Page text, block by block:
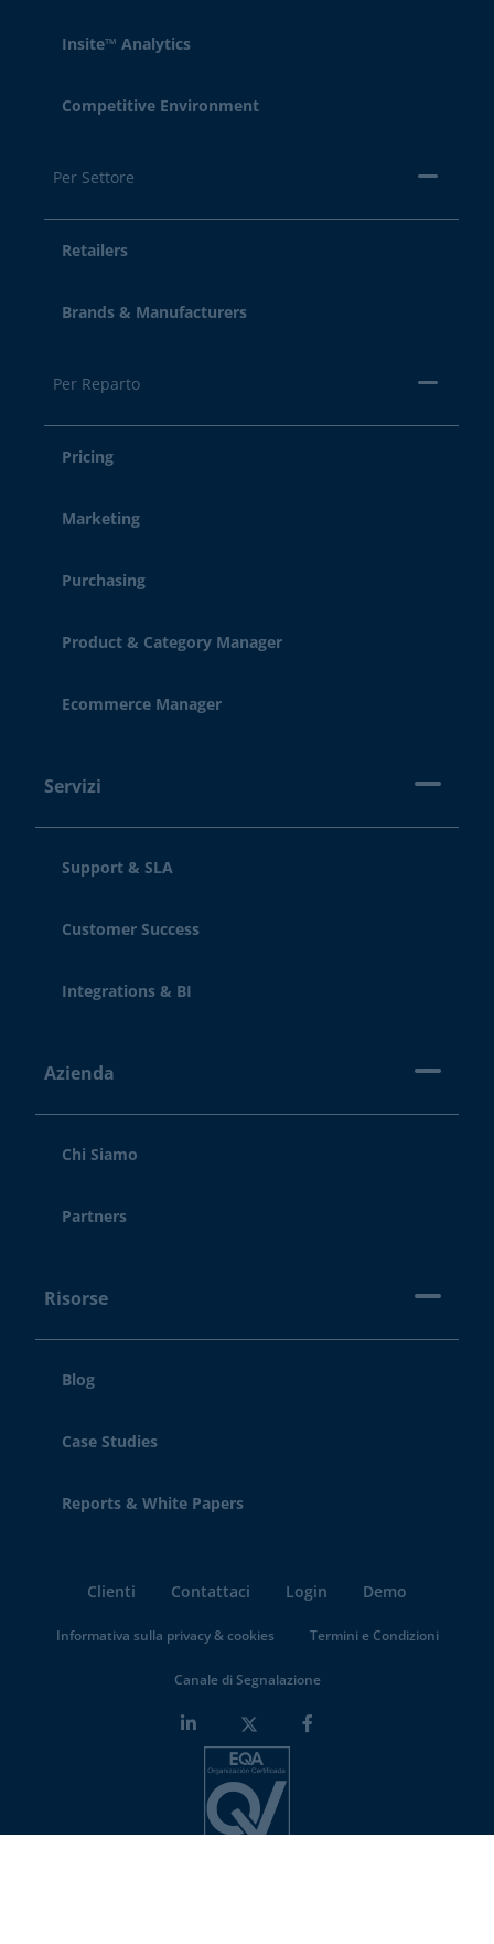
Insite™ Analytics
Competitive Environment
Per Settore
Retailers
Brands & Manufacturers
Per Reparto
Pricing
Marketing
Purchasing
Product & Category Manager
Ecommerce Manager
Servizi
Support & SLA
Customer Success
Integrations & BI
Azienda
Chi Siamo
Partners
Risorse
Blog
Case Studies
Reports & White Papers
Clienti Contattaci Login Demo
Informativa sulla privacy & cookies Termini e Condizioni
Canale di Segnalazione